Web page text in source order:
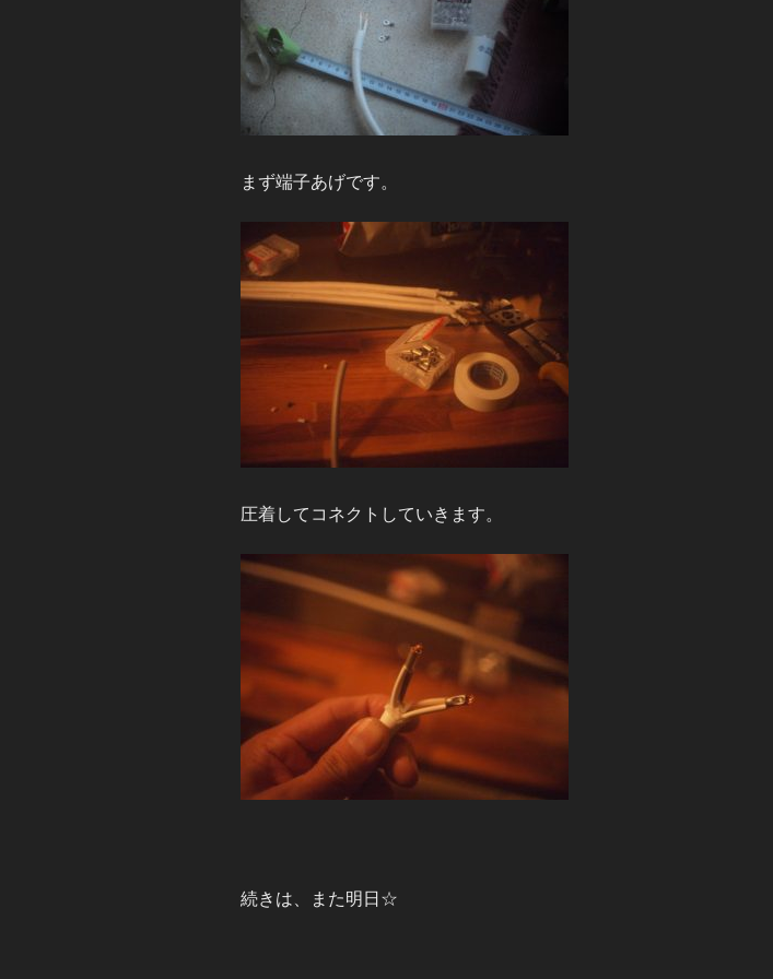
まず端子あげです。
圧着してコネクトしていきます。
続きは、また明日☆